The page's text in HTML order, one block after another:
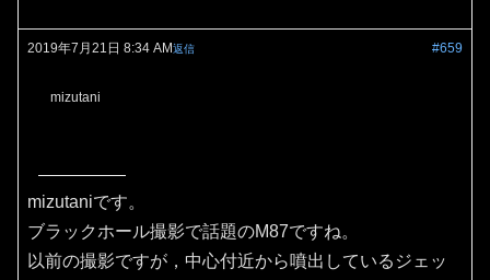
2019年7月21日 8:34 AM #659
返信
mizutani
mizutaniです。
ブラックホール撮影で話題のM87ですね。
以前の撮影ですが，中心付近から噴出しているジェッ